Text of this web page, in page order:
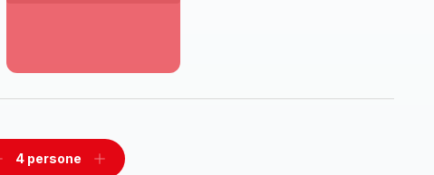
Scopri
-
Rimuovi
4 persone
Aggiungi